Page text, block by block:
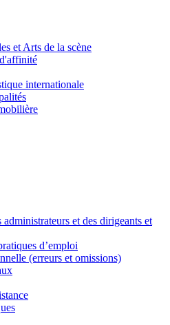
et Arts de la scène
internationale
et des dirigeants et
d’emploi
(erreurs et omissions)